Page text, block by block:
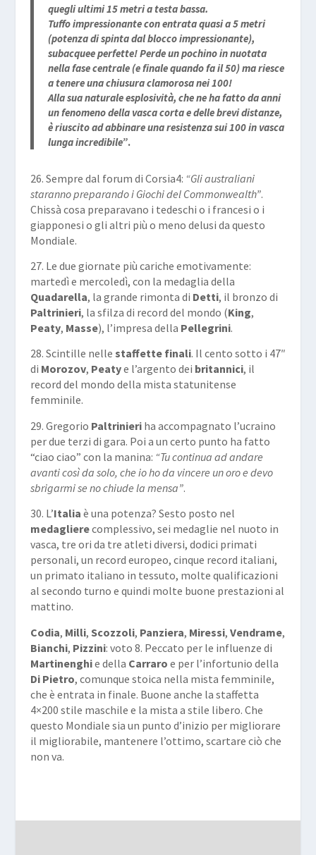
quegli ultimi 15 metri a testa bassa.
Tuffo impressionante con entrata quasi a 5 metri
(potenza di spinta dal blocco impressionante),
subacquee perfette! Perde un pochino in nuotata
nella fase centrale (e finale quando fa il 50) ma riesce
a tenere una chiusura clamorosa nei 100!
Alla sua naturale esplosività, che ne ha fatto da anni
un fenomeno della vasca corta e delle brevi distanze,
è riuscito ad abbinare una resistenza sui 100 in vasca
lunga incredibile”.
26. Sempre dal forum di Corsia4: “Gli australiani
staranno preparando i Giochi del Commonwealth”.
Chissà cosa preparavano i tedeschi o i francesi o i
giapponesi o gli altri più o meno delusi da questo
Mondiale.
27. Le due giornate più cariche emotivamente:
martedì e mercoledì, con la medaglia della
Quadarella, la grande rimonta di Detti, il bronzo di
Paltrinieri, la sfilza di record del mondo (King,
Peaty, Masse), l’impresa della Pellegrini.
28. Scintille nelle staffette finali. Il cento sotto i 47″
di Morozov, Peatye l’argento dei britannici, il
record del mondo della mista statunitense
femminile.
29. Gregorio Paltrinieriha accompagnato l’ucraino
per due terzi di gara. Poi a un certo punto ha fatto
“ciao ciao” con la manina: “Tu continua ad andare
avanti così da solo, che io ho da vincere un oro e devo
sbrigarmi se no chiude la mensa”.
30. L’Italia è una potenza? Sesto posto nel
medaglierecomplessivo, sei medaglie nel nuoto in
vasca, tre ori da tre atleti diversi, dodici primati
personali, un record europeo, cinque record italiani,
un primato italiano in tessuto, molte qualificazioni
al secondo turno e quindi molte buone prestazioni al
mattino.
Codia, Milli, Scozzoli, Panziera, Miressi, Vendrame,
Bianchi, Pizzini: voto 8. Peccato per le influenze di
Martinenghie della Carraro e per l’infortunio della
Di Pietro, comunque stoica nella mista femminile,
che è entrata in finale. Buone anche la staffetta
4×200 stile maschile e la mista a stile libero. Che
questo Mondiale sia un punto d’inizio per migliorare
il migliorabile, mantenere l’ottimo, scartare ciò che
non va.